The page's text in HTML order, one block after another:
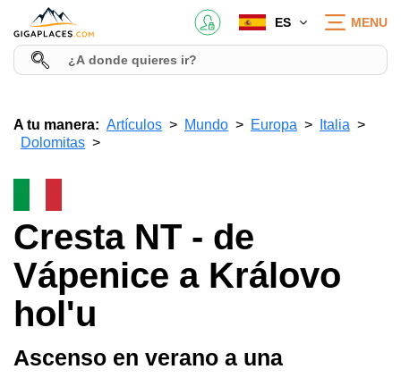
ES MENU
A tu manera: Artículos Mundo Europa
Italia
Dolomitas
Cresta NT - de
Vápenice a Královo
hol'u
Ascenso en verano a una